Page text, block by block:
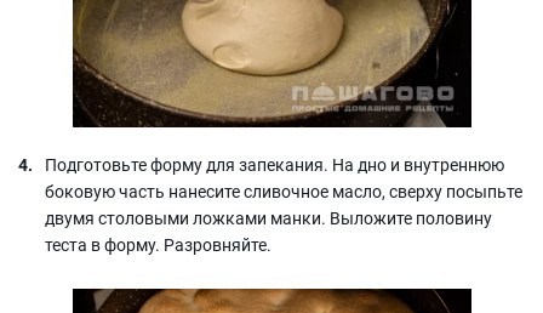
Подготовьте форму для запекания. На дно и внутреннюю
боковую часть нанесите сливочное масло, сверху посыпьте
двумя столовыми ложками манки. Выложите половину
теста в форму. Разровняйте.